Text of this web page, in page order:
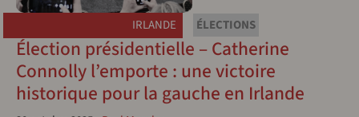
IRLANDE ÉLECTIONS
Élection présidentielle – Catherine
Connolly l’emporte : une victoire
historique pour la gauche en Irlande